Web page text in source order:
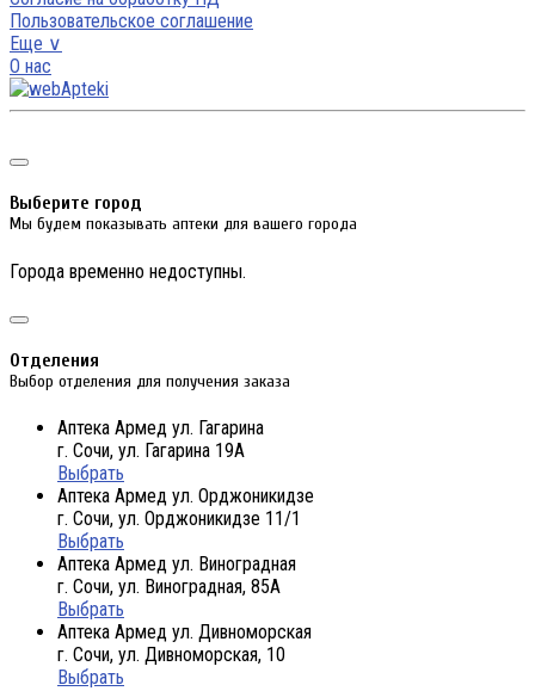
Пользовательское соглашение
Еще ∨
О нас
Выберите город
Мы будем показывать аптеки для вашего города
Города временно недоступны.
Отделения
Выбор отделения для получения заказа
Аптека Армед ул. Гагарина
г. Сочи, ул. Гагарина 19А
Выбрать
Аптека Армед ул. Орджоникидзе
г. Сочи, ул. Орджоникидзе 11/1
Выбрать
Аптека Армед ул. Виноградная
г. Сочи, ул. Виноградная, 85А
Выбрать
Аптека Армед ул. Дивноморская
г. Сочи, ул. Дивноморская, 10
Выбрать